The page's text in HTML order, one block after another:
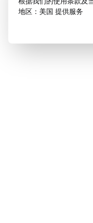
地区：美国 提供服务